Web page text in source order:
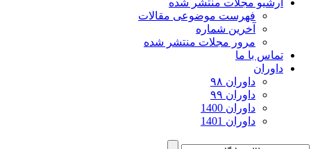
آرشیو مجلات منتشر شده
فهرست موضوعی مقالات
آخرین شماره
مرور مجلات منتشر شده
تماس با ما
داوران
داوران ۹۸
داوران ۹۹
داوران 1400
داوران 1401